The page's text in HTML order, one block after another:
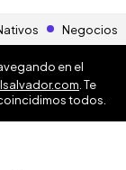
Negocios
en el
. Te
todos.